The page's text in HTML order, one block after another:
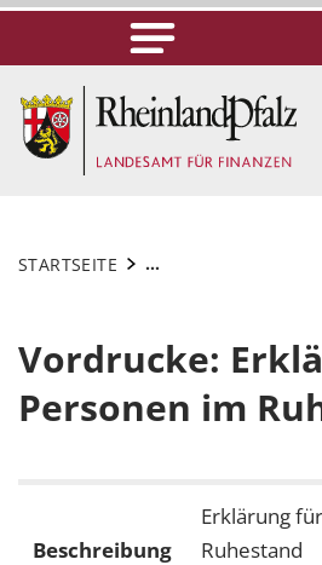
STARTSEITE ...
Vordrucke:
Personen im
Beschreibung
Erklärung
Ruhestand